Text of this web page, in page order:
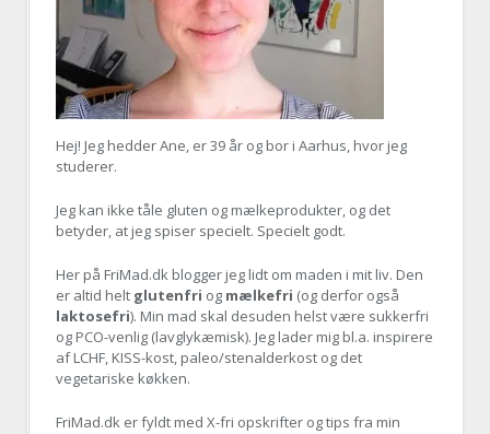
Hej! Jeg hedder Ane, er39 år og bor i Aarhus, hvor jeg
studerer.
Jeg kan ikke tåle gluten og mælkeprodukter, og det
betyder, at jeg spiser specielt. Specielt godt.
Her på FriMad.dk blogger jeg lidt om maden i mit liv. Den
er altid helt glutenfri og mælkefri (og derfor også
laktosefri). Min mad skal desuden helst være sukkerfri
og PCO-venlig (lavglykæmisk). Jeg lader mig bl.a. inspirere
af LCHF, KISS-kost, paleo/stenalderkost og det
vegetariske køkken.
FriMad.dk er fyldt med X-fri opskrifter og tips fra min